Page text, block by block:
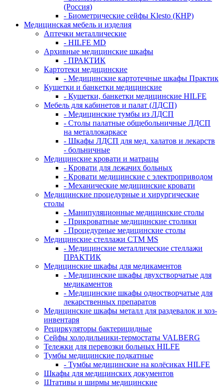
(Россия)
- Биометрические сейфы Klesto (КНР)
Медицинская мебель и изделия
Аптечки металлические
- HILFE MD
Архивные медицинские шкафы
- ПРАКТИК
Картотеки медицинские
- Медицинские картотечные шкафы Практик
Кушетки и банкетки медицинские
- Кушетки, банкетки медицинские HILFE
Мебель для кабинетов и палат (ЛДСП)
- Медицинские тумбы из ЛДСП
- Столы палатные общебольничные ЛДСП
на металлокаркасе
- Шкафы ЛДСП для мед. халатов и лекарств
- больничные
Медицинские кровати и матрацы
- Кровати для лежачих больных
- Кровати медицинские с электроприводом
- Механические медицинские кровати
Медицинские процедурные и хирургические
столы
- Манипуляционные медицинские столы
- Прикроватные медицинские столики
- Процедурные медицинские столы
Медицинские стеллажи CTM MS
- Медицинские металлические стеллажи
ПРАКТИК
Медицинские шкафы для медикаментов
- Медицинские шкафы двухстворчатые для
медикаментов
- Медицинские шкафы одностворчатые для
лекарственных препаратов
Медицинские шкафы металл для раздевалок и хоз-
инвентаря
Рециркуляторы бактерицидные
Сейфы холодильники-термостаты VALBERG
Тележки для перевозки больных HILFE
Тумбы медицинские подкатные
- Тумбы медицинские на колёсиках HILFE
Шкафы для медицинских документов
Штативы и ширмы медицинские